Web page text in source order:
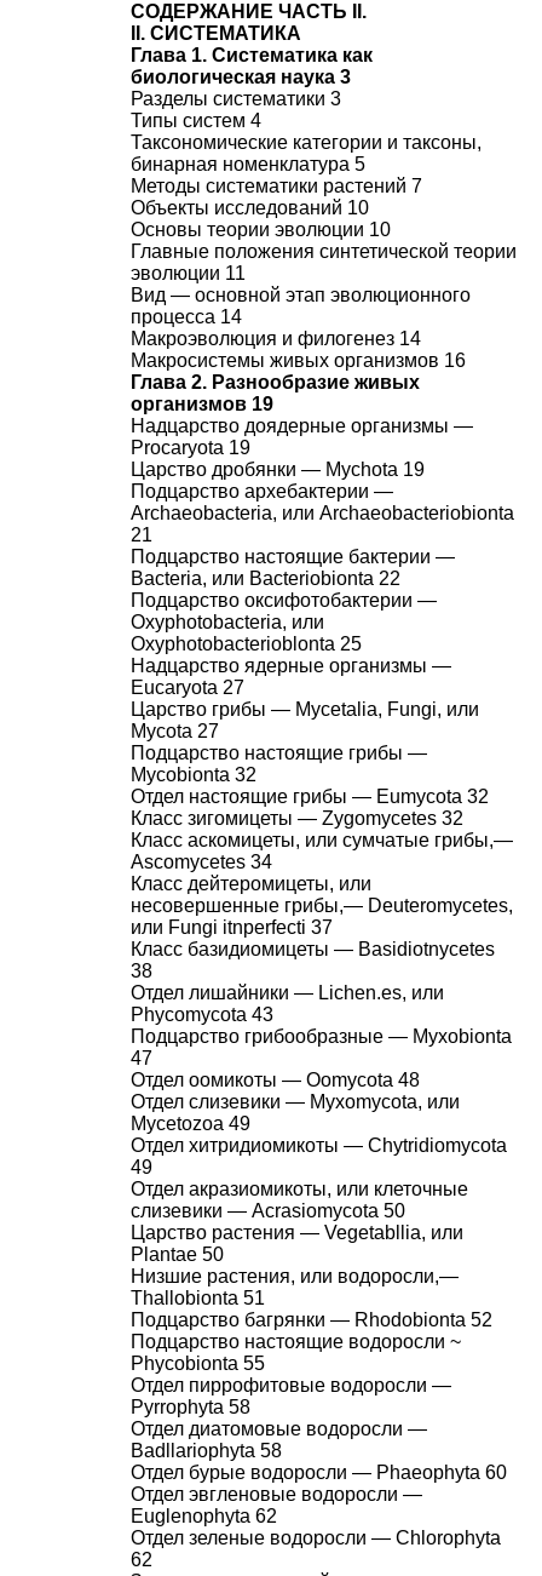
СОДЕРЖАНИЕ ЧАСТЬ II.
II. СИСТЕМАТИКА
Глава 1. Систематика как
биологическая наука 3
Разделы систематики 3
Типы систем 4
Таксономические категории и таксоны,
бинарная номенклатура 5
Методы систематики растений 7
Объекты исследований 10
Основы теории эволюции 10
Главные положения синтетической теории
эволюции 11
Вид — основной этап эволюционного
процесса 14
Макроэволюция и филогенез 14
Макросистемы живых организмов 16
Глава 2. Разнообразие живых
организмов 19
Надцарство доядерные организмы —
Procaryota 19
Царство дробянки — Mychota 19
Подцарство архебактерии —
Archaeobacteria, или Archaeobacteriobionta
21
Подцарство настоящие бактерии —
Bacteria, или Bacteriobionta 22
Подцарство оксифотобактерии —
Oxyphotobacteria, или
Oxyphotobacterioblonta 25
Надцарство ядерные организмы —
Eucaryota 27
Царство грибы — Mycetalia, Fungi, или
Mycota 27
Подцарство настоящие грибы —
Mycobionta 32
Отдел настоящие грибы — Eumycota 32
Класс зигомицеты — Zygomycetes 32
Класс аскомицеты, или сумчатые грибы,—
Ascomycetes 34
Класс дейтеромицеты, или
несовершенные грибы,— Deuteromycetes,
или Fungi itnperfecti 37
Класс базидиомицеты — Basidiotnycetes
38
Отдел лишайники — Lichen.es, или
Phycomycota 43
Подцарство грибообразные — Myxobionta
47
Отдел оомикоты — Oomycota 48
Отдел слизевики — Myxomycota, или
Mycetozoa 49
Отдел хитридиомикоты — Chytridiomycota
49
Отдел акразиомикоты, или клеточные
слизевики — Acrasiomycota 50
Царство растения — Vegetabllia, или
Plantae 50
Низшие растения, или водоросли,—
Thallobionta 51
Подцарство багрянки — Rhodobionta 52
Подцарство настоящие водоросли ~
Phycobionta 55
Отдел пиррофитовые водоросли —
Pyrrophyta 58
Отдел диатомовые водоросли —
Badllariophyta 58
Отдел бурые водоросли — Phaeophyta 60
Отдел эвгленовые водоросли —
Euglenophyta 62
Отдел зеленые водоросли — Chlorophyta
62